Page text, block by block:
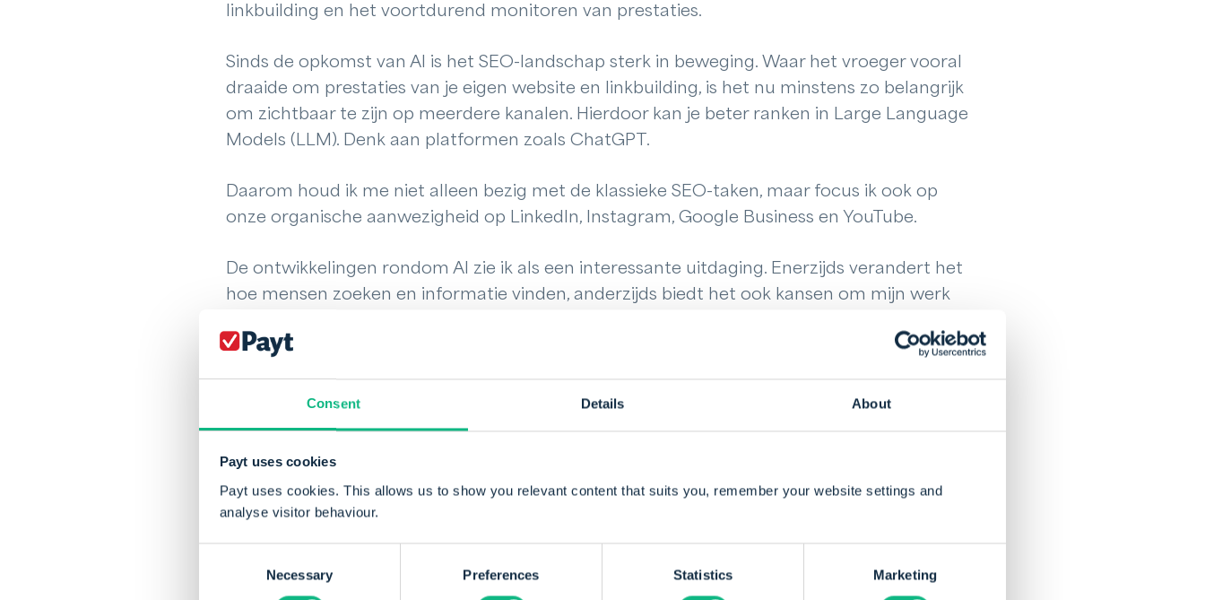
Consent Details About
Payt uses cookies
Payt uses cookies. This allows us to show you relevant content that suits you, remember your website settings and
analyse visitor behaviour.
Necessary Preferences Statistics Marketing
linkbuilding en het voortdurend monitoren van prestaties.
Sinds de opkomst van AI is het SEO-landschap sterk in beweging. Waar het vroeger vooral
draaide om prestaties van je eigen website en linkbuilding, is het nu minstens zo belangrijk
om zichtbaar te zijn op meerdere kanalen. Hierdoor kan je beter ranken in Large Language
Models (LLM). Denk aan platformen zoals ChatGPT.
Daarom houd ik me niet alleen bezig met de klassieke SEO-taken, maar focus ik ook op
onze organische aanwezigheid op LinkedIn, Instagram, Google Business en YouTube.
De ontwikkelingen rondom AI zie ik als een interessante uitdaging. Enerzijds verandert het
hoe mensen zoeken en informatie vinden, anderzijds biedt het ook kansen om mijn werk
De bedrijfscultuur bij Payt
Payt is niet een ‘normaal’ bedrijf. We werken met mensen die een ondernemende mindset
hebben en van nature zelfstandig zijn. Dat zie je terug in de manier waarop we
samenwerken. Iedereen krijgt veel vertrouwen én vrijheid om het werk op zijn eigen manier
vorm te geven.
Payt gaat ervan uit dat je expert bent in je vakgebied en biedt de ruimte om je ideeën uit te